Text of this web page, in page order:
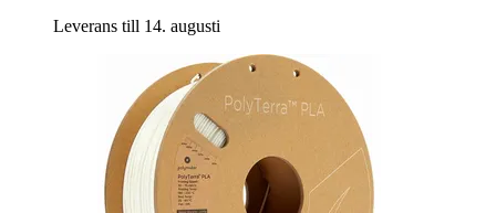
Leverans till 14. augusti